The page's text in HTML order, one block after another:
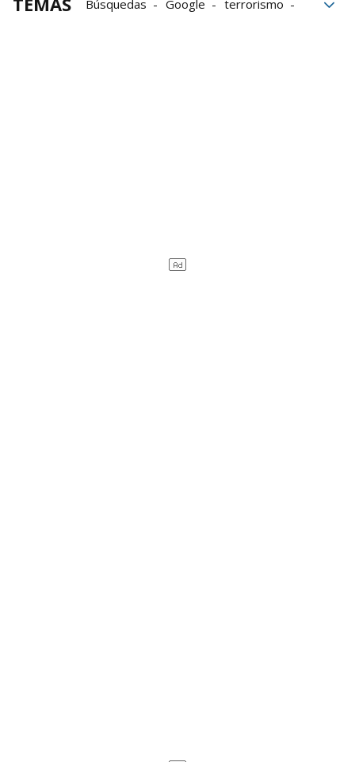
Búsquedas Google
terrorismo